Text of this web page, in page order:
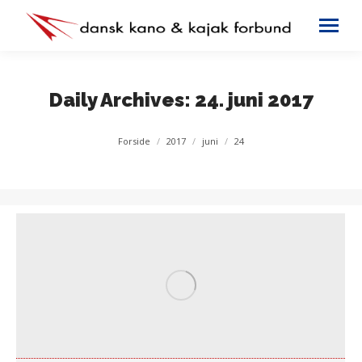
Daily Archives: 24. juni 2017
You are here:
Forside 2017 juni 24